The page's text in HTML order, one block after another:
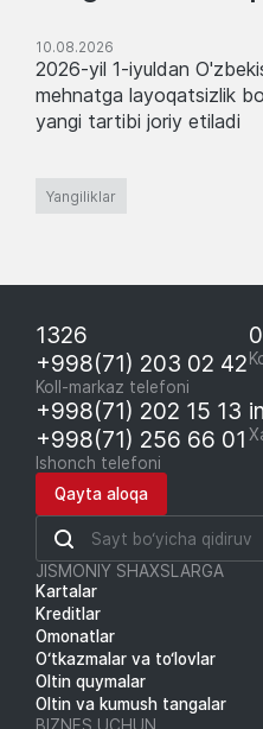
10.08.2026
2026-yil 1-iyuldan
mehnatga layoqatsizlik
yangi tartibi joriy etiladi
Yangiliklar
1326
+998(71) 203 02 42
Koll-markaz telefoni
+998(71) 202 15 13
+998(71) 256 66 01
Ishonch telefoni
Qayta aloqa
JISMONIY SHAXSLARGA
Kartalar
Kreditlar
Omonatlar
O‘tkazmalar va to‘lovlar
Oltin quymalar
Oltin va kumush tangalar